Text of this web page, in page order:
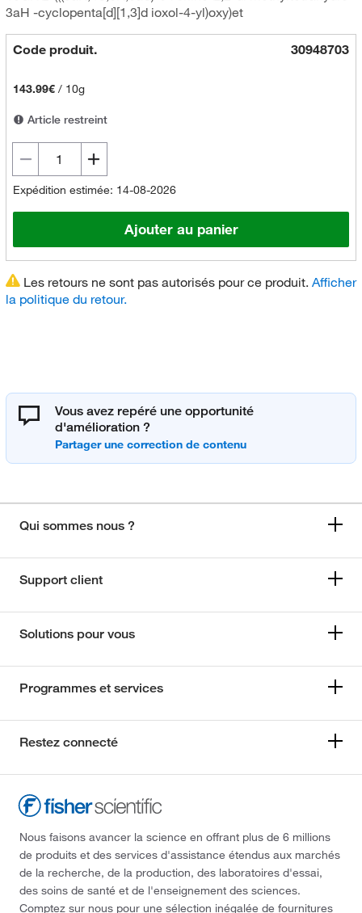
3aH -cyclopenta[d][1,3]d ioxol-4-yl)oxy)et
Code produit. 30948703
143.99€/ 10g
Article restreint
Expédition estimée: 14-08-2026
Ajouter au panier
Les retours ne sont pas autorisés pour ce produit. Afficher
la politique du retour.
Vous avez repéré une opportunité
d'amélioration ?
Qui sommes nous ?
Support client
Solutions pour vous
Programmes et services
Restez connecté
Nous faisons avancer la science en offrant plus de 6 millions
de produits et des services d'assistance étendus aux marchés
de la recherche, de la production, des laboratoires d'essai,
des soins de santé et de l'enseignement des sciences.
Comptez sur nous pour une sélection inégalée de fournitures